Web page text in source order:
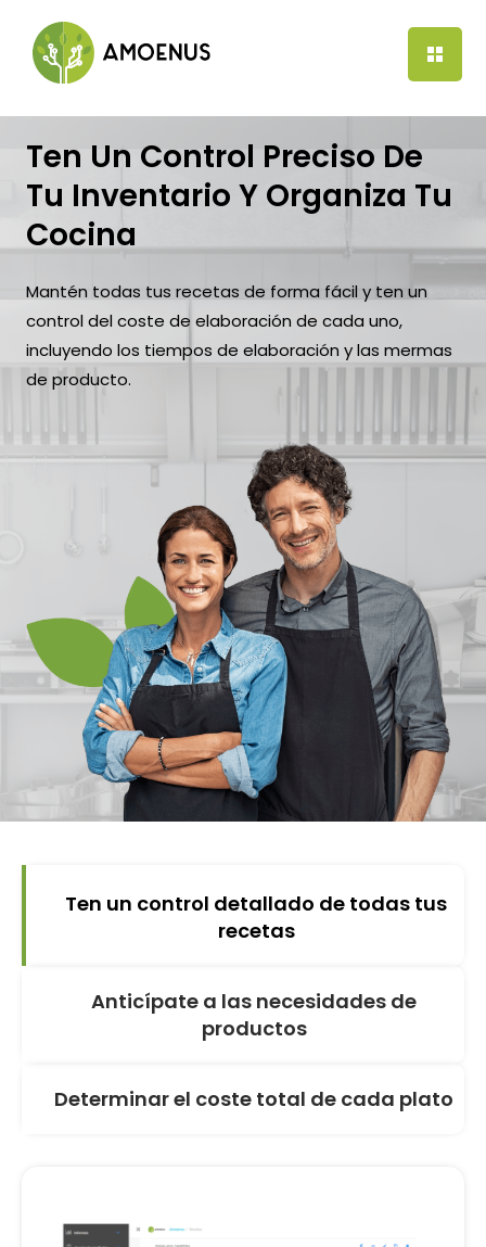
contenido
Ten Un Control Preciso De
Tu Inventario Y Organiza Tu
Cocina
Mantén todas tus recetas de forma fácil y ten un
control del coste de elaboración de cada uno,
incluyendo los tiempos de elaboración y las mermas
de producto.
Ten un control detallado de todas tus
recetas
Anticípate a las necesidades de
productos
Determinar el coste total de cada plato